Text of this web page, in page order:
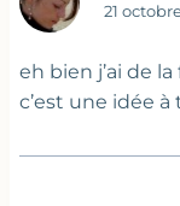
21
eh bien j’ai de
c’est une idée à